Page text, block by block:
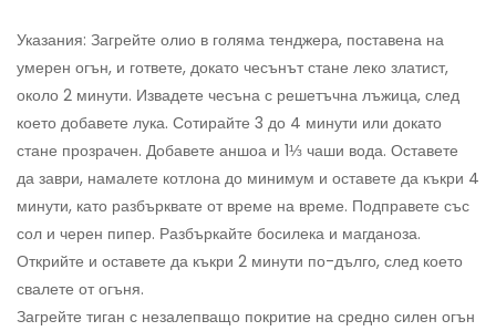
Указания: Загрейте олио в голяма тенджера, поставена на
умерен огън, и гответе, докато чесънът стане леко златист,
около 2 минути. Извадете чесъна с решетъчна лъжица, след
което добавете лука. Сотирайте 3 до 4 минути или докато
стане прозрачен. Добавете аншоа и 1⅓ чаши вода. Оставете
да заври, намалете котлона до минимум и оставете да къкри 4
минути, като разбърквате от време на време. Подправете със
сол и черен пипер. Разбъркайте босилека и магданоза.
Открийте и оставете да къкри 2 минути по-дълго, след което
свалете от огъня.
Загрейте тиган с незалепващо покритие на средно силен огън